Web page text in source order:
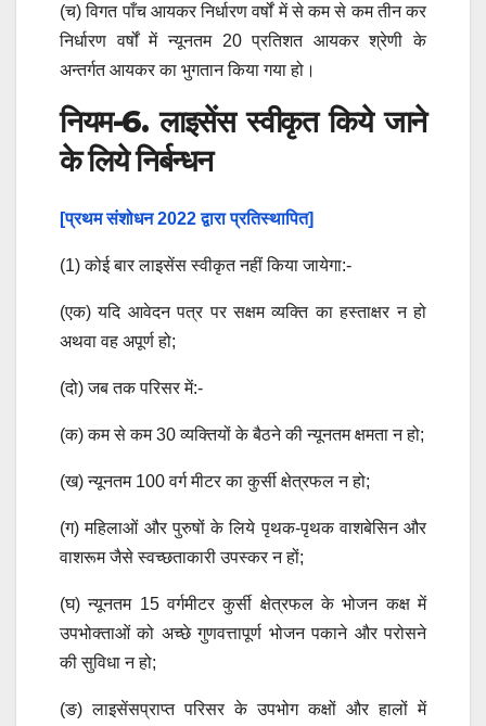
(च) विगत पाँच आयकर निर्धारण वर्षों में से कम से कम तीन कर
निर्धारण वर्षों में न्यूनतम 20 प्रतिशत आयकर श्रेणी के
अन्तर्गत आयकर का भुगतान किया गया हो।
नियम-6. लाइसेंस स्वीकृत किये जाने
के लिये निर्बन्धन
[प्रथम संशोधन 2022 द्वारा प्रतिस्थापित]
(1) कोई बार लाइसेंस स्वीकृत नहीं किया जायेगा:-
(एक) यदि आवेदन पत्र पर सक्षम व्यक्ति का हस्ताक्षर न हो
अथवा वह अपूर्ण हो;
(दो) जब तक परिसर में:-
(क) कम से कम 30 व्यक्तियों के बैठने की न्यूनतम क्षमता न हो;
(ख) न्यूनतम 100 वर्ग मीटर का कुर्सी क्षेत्रफल न हो;
(ग) महिलाओं और पुरुषों के लिये पृथक-पृथक वाशबेसिन और
वाशरूम जैसे स्वच्छताकारी उपस्कर न हों;
(घ) न्यूनतम 15 वर्गमीटर कुर्सी क्षेत्रफल के भोजन कक्ष में
उपभोक्ताओं को अच्छे गुणवत्तापूर्ण भोजन पकाने और परोसने
की सुविधा न हो;
(ङ) लाइसेंसप्राप्त परिसर के उपभोग कक्षों और हालों में